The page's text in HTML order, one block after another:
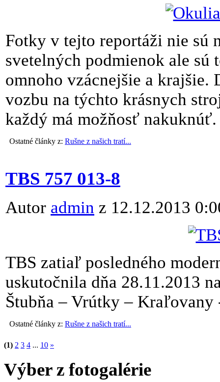
Fotky v tejto reportáži nie sú
svetelných podmienok ale sú
omnoho vzácnejšie a
vozbu na týchto krásnych
každý má možňosť nakuknúť.
Ostatné články z: Rušne z našich tratí...
TBS 757 013-8
Autor admin z 12.12.2013
TBS zatiaľ posledného
uskutočnila dňa 28.11.2013
Štubňa – Vrútky –
Ostatné články z: Rušne z našich tratí...
(1) 2 3 4 ... 10 »
Výber z fotogalérie